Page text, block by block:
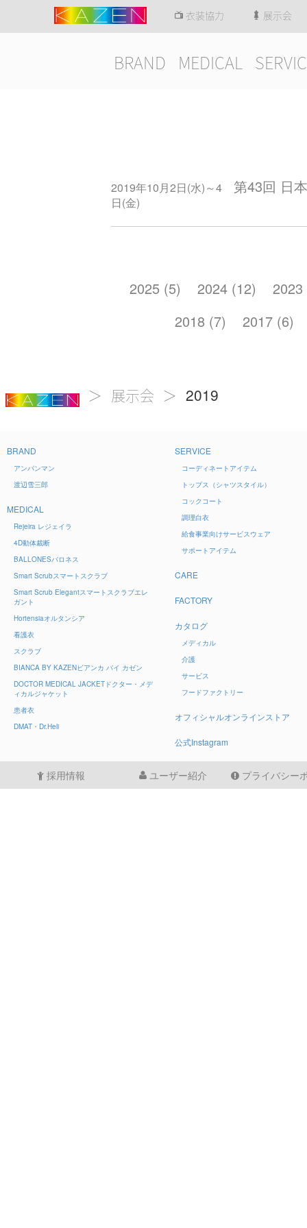
衣装協力 展示会
BRAND MEDICAL
2019年10月2日(水)～4
日(金)
第43回 日
2025 (5) 2024 (12)
2018 (7)
2017 (6)
展示会 2019
BRAND
アンパンマン
渡辺雪三郎
MEDICAL
Rejeira レジェイラ
4D動体裁断
BALLONESバロネス
Smart Scrubスマートスクラブ
Smart Scrub Elegantスマートスクラブエレ
ガント
Hortensiaオルタンシア
看護衣
スクラブ
BIANCA BY KAZENビアンカ バイ カゼン
DOCTOR MEDICAL JACKETドクター・メデ
ィカルジャケット
患者衣
DMAT・Dr.Heli
SERVICE
コーディネートアイテム
トップス（シャツスタイル）
コックコート
調理白衣
給食事業向けサービスウェア
サポートアイテム
CARE
FACTORY
カタログ
メディカル
介護
サービス
フードファクトリー
オフィシャルオンラインストア
公式Instagram
採用情報 ユーザー紹介 プライバシー